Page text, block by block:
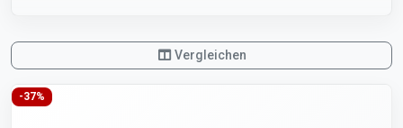
Vergleichen
-37%